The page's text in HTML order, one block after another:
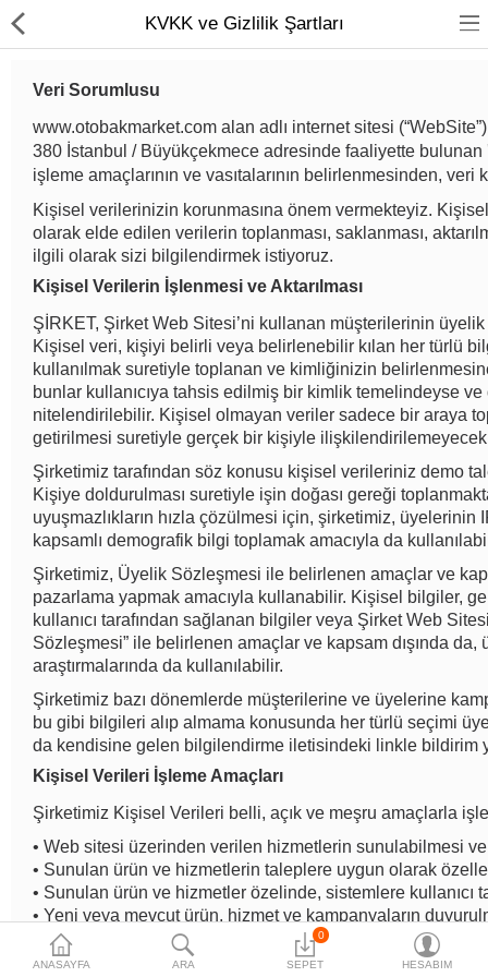
anasayfa
Yağ Filtreleri
Hava Filtreleri
Yakıt Filtreleri
Karşılaştır A. Listem (0)
TL
Para Birimi
ANASAYFA ARA
0
SEPET HESABIM
KVKK ve Gizlilik Şartları
Veri Sorumlusu
www.otobakmarket.com alan adlı internet sitesi
380 İstanbul / Büyükçekmece adresinde faaliyette bulunan
işleme amaçlarının ve vasıtalarının belirlenmesinden,
Kişisel verilerinizin korunmasına önem vermekteyiz. Kişisel
olarak elde edilen verilerin toplanması, saklanması,
ilgili olarak sizi bilgilendirmek istiyoruz.
Kişisel Verilerin İşlenmesi ve Aktarılması
ŞİRKET, Şirket Web Sitesi’ni kullanan müşterilerinin
Kişisel veri, kişiyi belirli veya belirlenebilir kılan her türlü
kullanılmak suretiyle toplanan ve kimliğinizin
bunlar kullanıcıya tahsis edilmiş bir kimlik temelindeyse
nitelendirilebilir. Kişisel olmayan veriler sadece bir araya
getirilmesi suretiyle gerçek bir kişiyle
Şirketimiz tarafından söz konusu kişisel verileriniz demo
Kişiye doldurulması suretiyle işin doğası gereği
uyuşmazlıkların hızla çözülmesi için, şirketimiz,
kapsamlı demografik bilgi toplamak amacıyla da
Şirketimiz, Üyelik Sözleşmesi ile belirlenen amaçlar ve
pazarlama yapmak amacıyla kullanabilir. Kişisel bilgiler,
kullanıcı tarafından sağlanan bilgiler veya Şirket Web
Sözleşmesi” ile belirlenen amaçlar ve kapsam dışında
araştırmalarında da kullanılabilir.
Şirketimiz bazı dönemlerde müşterilerine ve üyelerine
bu gibi bilgileri alıp almama konusunda her türlü seçimi
da kendisine gelen bilgilendirme iletisindeki linkle bildirim
Kişisel Verileri İşleme Amaçları
Şirketimiz Kişisel Verileri belli, açık ve meşru amaçlarla
• Web sitesi üzerinden verilen hizmetlerin sunulabilmesi
• Sunulan ürün ve hizmetlerin taleplere uygun olarak
• Sunulan ürün ve hizmetler özelinde, sistemlere kullanıcı
• Yeni veya mevcut ürün, hizmet ve kampanyaların
• Pazar araştırması yapılması,
• İstatistik oluşturulması ve kullanımların analiz edilmesi,